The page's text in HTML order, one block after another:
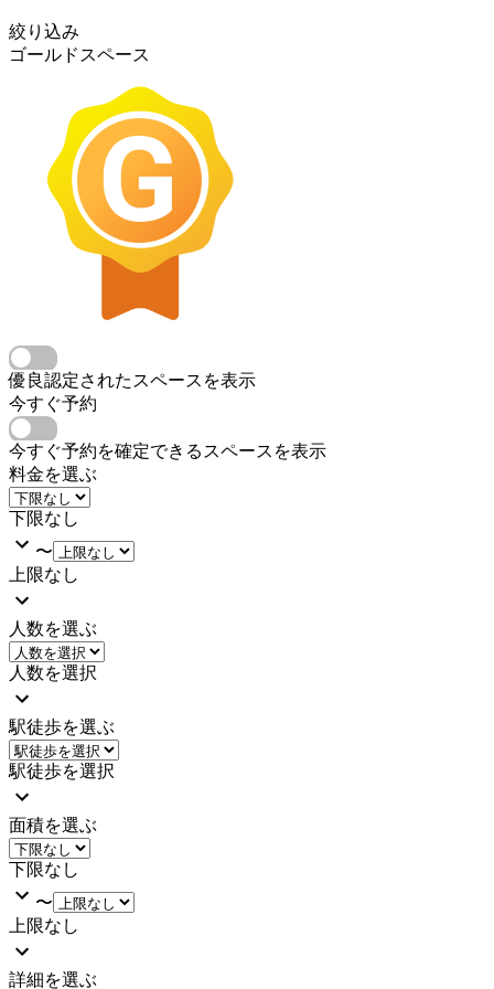
絞り込み
ゴールドスペース
優良認定されたスペースを表示
今すぐ予約
今すぐ予約を確定できるスペースを表示
料金を選ぶ
下限なし
〜
上限なし
人数を選ぶ
人数を選択
駅徒歩を選ぶ
駅徒歩を選択
面積を選ぶ
下限なし
〜
上限なし
詳細を選ぶ